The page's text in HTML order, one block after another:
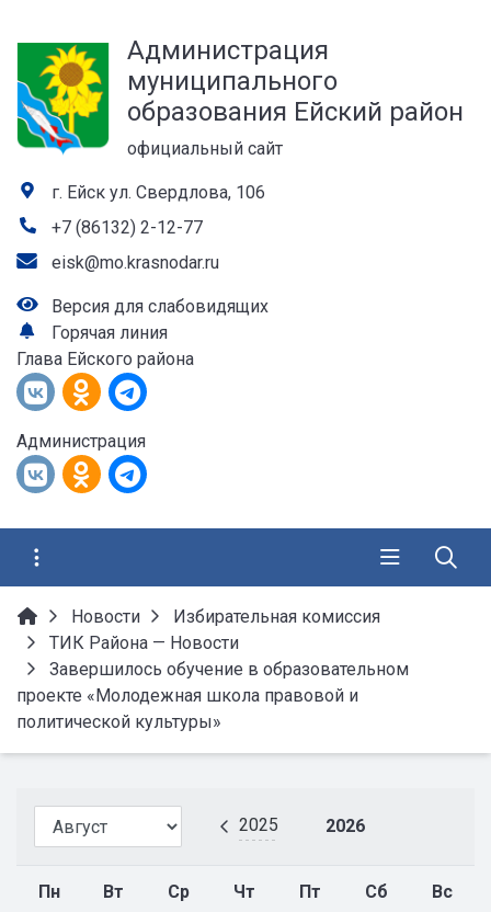
Администрация
муниципального
образования Ейский район
официальный сайт
г. Ейск ул. Свердлова, 106
+7 (86132) 2-12-77
eisk@mo.krasnodar.ru
Версия для слабовидящих
Горячая линия
Глава Ейского района
Администрация
Новости
Избирательная комиссия
ТИК Района — Новости
Завершилось обучение в образовательном
проекте «Молодежная школа правовой и
политической культуры»
2025 2026
Пн Вт Ср Чт Пт Сб Вс